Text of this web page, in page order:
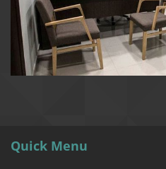
Quick Menu